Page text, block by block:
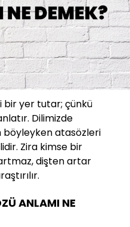
bir yer tutar; çünkü
Dilimizde
böyleyken atasözleri
Zira kimse bir
dişten artar
ANLAMI NE